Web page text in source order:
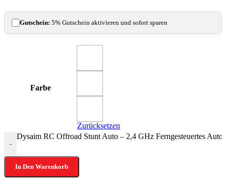
Gutschein: 5% Gutschein aktivieren und sofort sparen
Farbe
Zurücksetzen
-
Dysaim RC Offroad Stunt Auto – 2,4 GHz Ferngesteuertes
In Den Warenkorb